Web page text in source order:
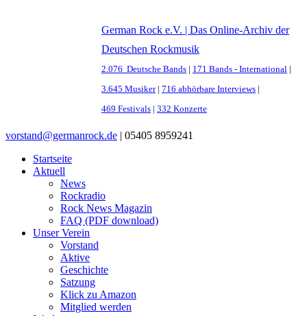
German Rock e.V. | Das Online-Archiv der
Deutschen Rockmusik
2.076 Deutsche Bands 171 Bands - International
3.645 Musiker| 716 abhörbare Interviews
469 Festivals 332 Konzerte
vorstand@germanrock.de | 05405 8959241
Startseite
Aktuell
News
Rockradio
Rock News Magazin
FAQ (PDF download)
Unser Verein
Vorstand
Aktive
Geschichte
Satzung
Klick zu Amazon
Mitglied werden